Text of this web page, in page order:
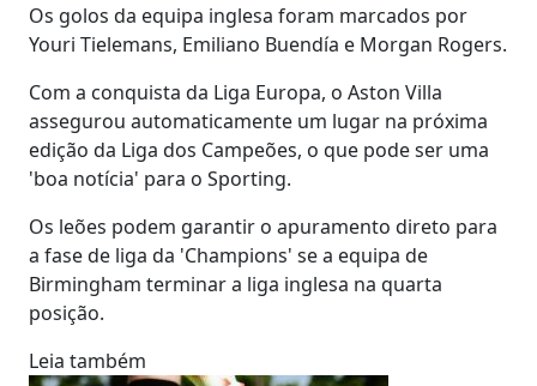
Os golos da equipa inglesa foram marcados por
Youri Tielemans, Emiliano Buendía e Morgan Rogers.
Com a conquista da Liga Europa, o Aston Villa
assegurou automaticamente um lugar na próxima
edição da Liga dos Campeões, o que pode ser uma
'boa notícia' para o Sporting.
Os leões podem garantir o apuramento direto para
a fase de liga da 'Champions' se a equipa de
Birmingham terminar a liga inglesa na quarta
posição.
Leia também